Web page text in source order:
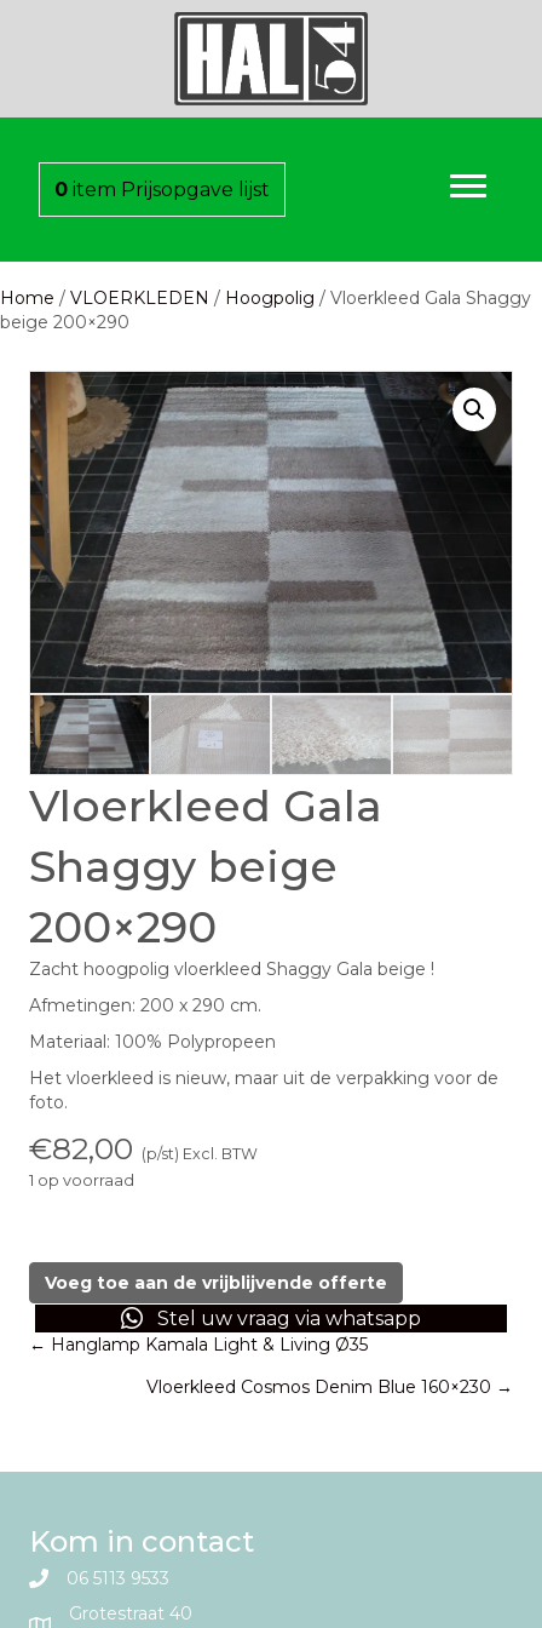
0 item Prijsopgave lijst
Home / VLOERKLEDEN / Hoogpolig / Vloerkleed Gala Shaggy
beige 200×290
Vloerkleed Gala
Shaggy beige
200×290
Zacht hoogpolig vloerkleed Shaggy Gala beige !
Afmetingen: 200 x 290 cm.
Materiaal: 100% Polypropeen
Het vloerkleed is nieuw, maar uit de verpakking voor de
foto.
€82,00 (p/st) Excl. BTW
1 op voorraad
Shaggy
beige
aantal
Voeg toe aan de vrijblijvende offerte
Stel uw vraag via whatsapp
Posts
navigation
← Hanglamp Kamala Light & Living Ø35
Vloerkleed Cosmos Denim Blue 160×230 →
Kom in contact
06 5113 9533
Grotestraat 40